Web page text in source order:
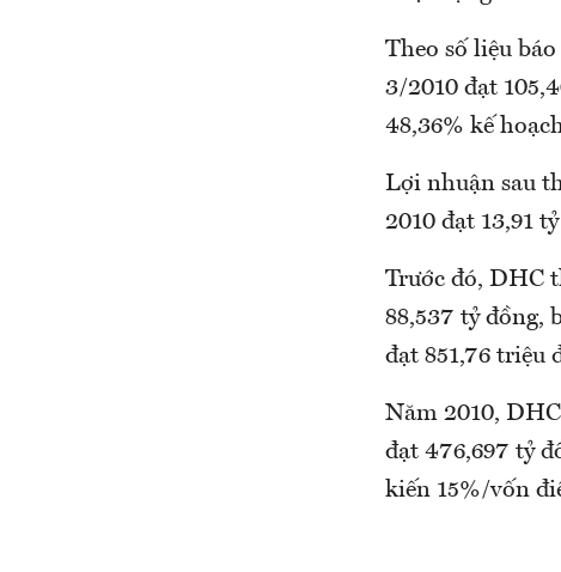
Theo số liệu
3/2010 đạt
48,36% kế
Lợi nhuận sau
2010 đạt 13,91
Trước đó, DHC
88,537 tỷ đồng,
đạt 851,76 triệu
Năm 2010,
đạt 476,697 tỷ
kiến 15%/vốn